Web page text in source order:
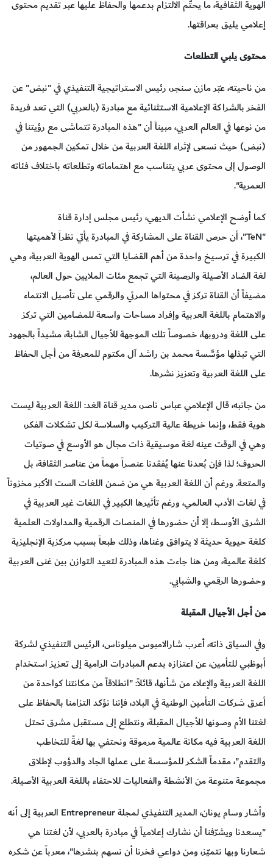
الهوية الثقافية، ما يحتّم الالتزام بدعمها والحفاظ عليها عبر تقديم محتوى
إعلامي يليق بعراقتها.
محتوى يلبي التطلعات
من ناحيته، عبّر مازن سنجر، رئيس الاستراتيجية التنفيذي في "نبض" عن
الفخر بالشراكة الإعلامية الاستثنائية مع مبادرة (بالعربي) التي تعد فريدة
من نوعها في العالم العربي، مبيناً أن "هذه المبادرة تتماشى مع رؤيتنا في
(نبض) حيث نسعى لإثراء اللغة العربية من خلال تمكين الجمهور من
الوصول إلى محتوى عربي يتناسب مع اهتماماته وتطلعاته باختلاف فئاته
العمرية".
كما أوضح الإعلامي نشأت الديهي، رئيس مجلس إدارة قناة
"TeN"، أن حرص القناة على المشاركة في المبادرة يأتي نظراً لأهميتها
الكبيرة في ترسيخ واحدة من أهم القضايا التي تمس الهوية العربية، وهي
لغة الضاد الأصيلة والرصينة التي تجمع مئات الملايين حول العالم،
مضيفاً أن القناة تركز في محتواها المرئي والرقمي على تأصيل الانتماء
والاهتمام باللغة العربية وإفراد مساحات واسعة للمضامين التي تركز
على اللغة ودروبها، خصوصاً تلك الموجهة للأجيال الشابة، مشيداً بالجهود
التي تبذلها مؤسَّسة محمد بن راشد آل مكتوم للمعرفة من أجل الحفاظ
على اللغة العربية وتعزيز نشرها.
من جانبه، قال الإعلامي عباس ناصر، مدير قناة الغد: اللغة العربية ليست
هوية فقط، وإنما خريطة عالية التركيب والسلاسة لكل تشكلات الفكر،
وهي في الوقت عينه لغة موسيقية ذات مجال هو الأوسع في صوتيات
الحروف؛ لذا فإن بُعدنا عنها يُفقدنا عنصراً مهماً من عناصر الثقافة، بل
والمتعة. ورغم أن اللغة العربية هي من ضمن اللغات الست الأكبر مخزوناً
في لغات الأدب العالمي، ورغم تأثيرها الكبير في اللغات غير العربية في
الشرق الأوسط، إلا أن حضورها في المنصات الرقمية والمداولات العلمية
كلغة حيوية حديثة لا يتوافق وغناها، وذلك طبعاً بسبب مركزية الإنجليزية
كلغة عالمية، ومن هنا جاءت هذه المبادرة لتعيد التوازن بين غنى العربية
وحضورها الرقمي والشبابي.
من أجل الأجيال المقبلة
وفي السياق ذاته، أعرب شارالامبوس ميلوناس، الرئيس التنفيذي لشركة
أبوظبي للتأمين، عن اعتزازه بدعم المبادرات الرامية إلى تعزيز استخدام
اللغة العربية والإعلاء من شأنها، قائلاً: "انطلاقاً من مكانتنا كواحدة من
أعرق شركات التأمين الوطنية في البلاد، فإننا نؤكد التزامنا بالحفاظ على
لغتنا الأم وصونها للأجيال المقبلة، ونتطلع إلى مستقبل مشرق تحتل
اللغة العربية فيه مكانة عالمية مرموقة ونحتفي بها لغةً للتخاطب
والتقدم"، مقدماً الشكر للمؤسسة على عملها الجاد والدؤوب لإطلاق
مجموعة متنوعة من الأنشطة والفعاليات للاحتفاء باللغة العربية الأصيلة.
وأشار وسام يونان، المدير التنفيذي لمجلة Entrepreneur العربية إلى أنه
"يسعدنا ويشرّفنا أن نشارك إعلامياً في مبادرة بالعربي، لأن لغتنا هي
شعارنا وبها نتميّز، ومن دواعي فخرنا أن نسهم بنشرها"، معرباً عن شكره